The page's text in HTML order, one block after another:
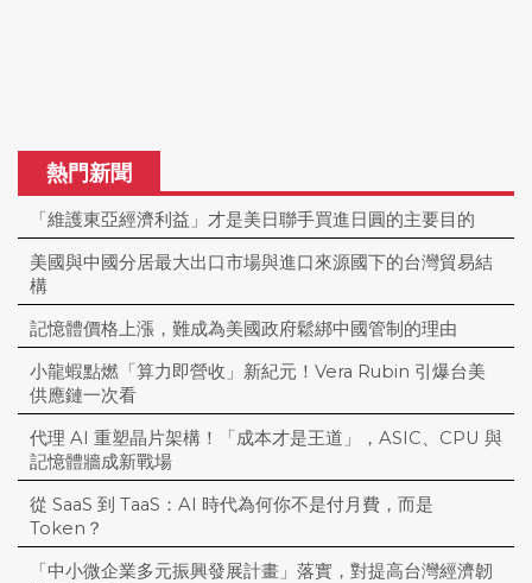
熱門新聞
「維護東亞經濟利益」才是美日聯手買進日圓的主要目的
美國與中國分居最大出口市場與進口來源國下的台灣貿易結
構
記憶體價格上漲，難成為美國政府鬆綁中國管制的理由
小龍蝦點燃「算力即營收」新紀元！Vera Rubin 引爆台美
供應鏈一次看
代理 AI 重塑晶片架構！「成本才是王道」，ASIC、CPU 與
記憶體牆成新戰場
從 SaaS 到 TaaS：AI 時代為何你不是付月費，而是
Token？
「中小微企業多元振興發展計畫」落實，對提高台灣經濟韌